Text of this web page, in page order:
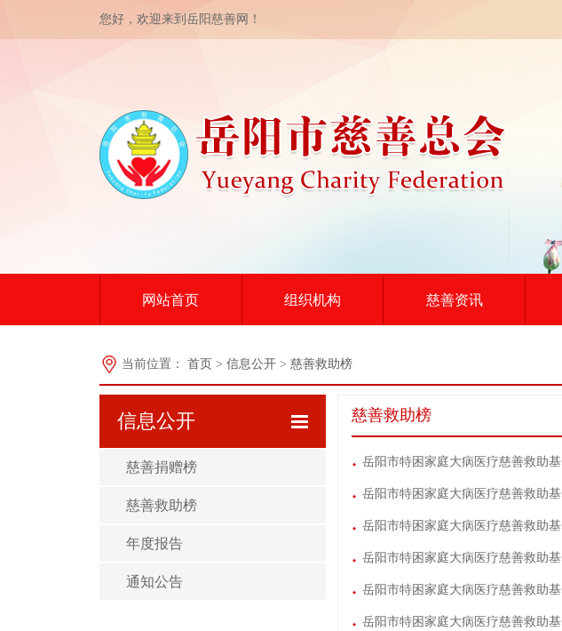
当前位置： 首页 > 信息公开 > 慈善救助榜
信息公开
慈善捐赠榜
慈善救助榜
年度报告
通知公告
慈善救助榜
岳阳市特困家庭大病医疗慈善救助
岳阳市特困家庭大病医疗慈善救助
岳阳市特困家庭大病医疗慈善救助
岳阳市特困家庭大病医疗慈善救助
岳阳市特困家庭大病医疗慈善救助
岳阳市特困家庭大病医疗慈善救助